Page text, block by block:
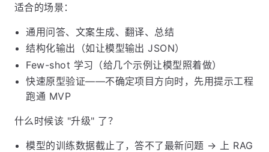
适合的场景：
通用问答、文案生成、翻译、总结
结构化输出（如让模型输出 JSON）
Few-shot 学习（给几个示例让模型照着做）
快速原型验证——不确定项目方向时，先用提示工程
跑通 MVP
什么时候该 "升级" 了？
模型的训练数据截止了，答不了最新问题 → 上 RAG